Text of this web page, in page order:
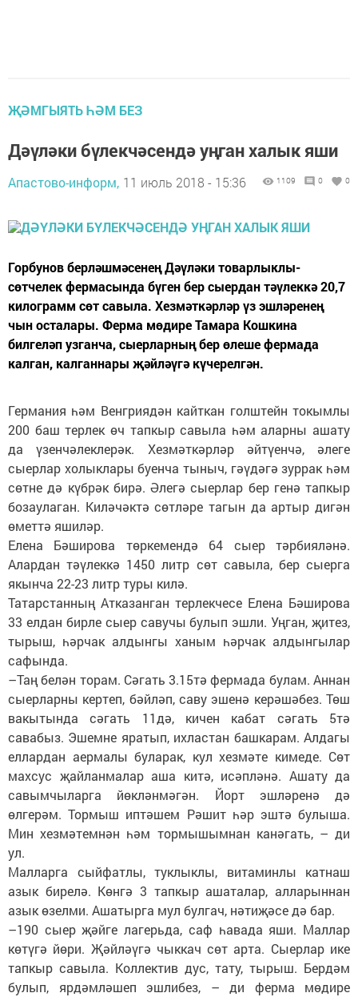
ҖӘМГЫЯТЬ ҺӘМ БЕЗ
Дәүләки бүлекчәсендә уңган халык яши
Апастово-информ, 11 июль 2018 - 15:36 1109 0 0
Горбунов берләшмәсенең Дәүләки товарлыклы-
сөтчелек фермасында бүген бер сыердан тәүлеккә 20,7
килограмм сөт савыла. Хезмәткәрләр үз эшләренең
чын осталары. Ферма мөдире Тамара Кошкина
билгеләп узганча, сыерларның бер өлеше фермада
калган, калганнары җәйләүгә күчерелгән.
Германия һәм Венгриядән кайткан голштейн токымлы
200 баш терлек өч тапкыр савыла һәм аларны ашату
да үзенчәлеклерәк. Хезмәткәрләр әйтүенчә, әлеге
сыерлар холыклары буенча тыныч, гәүдәгә зуррак һәм
сөтне дә күбрәк бирә. Әлегә сыерлар бер генә тапкыр
бозаулаган. Киләчәктә сөтләре тагын да артыр дигән
өметтә яшиләр.
Елена Бәширова төркемендә 64 сыер тәрбияләнә.
Алардан тәүлеккә 1450 литр сөт савыла, бер сыерга
якынча 22-23 литр туры килә.
Татарстанның Атказанган терлекчесе Елена Бәширова
33 елдан бирле сыер савучы булып эшли. Уңган, җитез,
тырыш, һәрчак алдынгы ханым һәрчак алдынгылар
сафында.
–Таң белән торам. Сәгать 3.15тә фермада булам. Аннан
сыерларны кертеп, бәйләп, саву эшенә керәшәбез. Төш
вакытында сәгать 11дә, кичен кабат сәгать 5тә
савабыз. Эшемне яратып, ихластан башкарам. Алдагы
еллардан аермалы буларак, кул хезмәте кимеде. Сөт
махсус җайланмалар аша китә, исәпләнә. Ашату да
савымчыларга йөкләнмәгән. Йорт эшләренә дә
өлгерәм. Тормыш иптәшем Рәшит һәр эштә булыша.
Мин хезмәтемнән һәм тормышымнан канәгать, – ди
ул.
Малларга сыйфатлы, туклыклы, витаминлы катнаш
азык бирелә. Көнгә 3 тапкыр ашаталар, алларыннан
азык өзелми. Ашатырга мул булгач, нәтиҗәсе дә бар.
–190 сыер җәйге лагерьда, саф һавада яши. Маллар
көтүгә йөри. Җәйләүгә чыккач сөт арта. Сыерлар ике
тапкыр савыла. Коллектив дус, тату, тырыш. Бердәм
булып, ярдәмләшеп эшлибез, – ди ферма мөдире